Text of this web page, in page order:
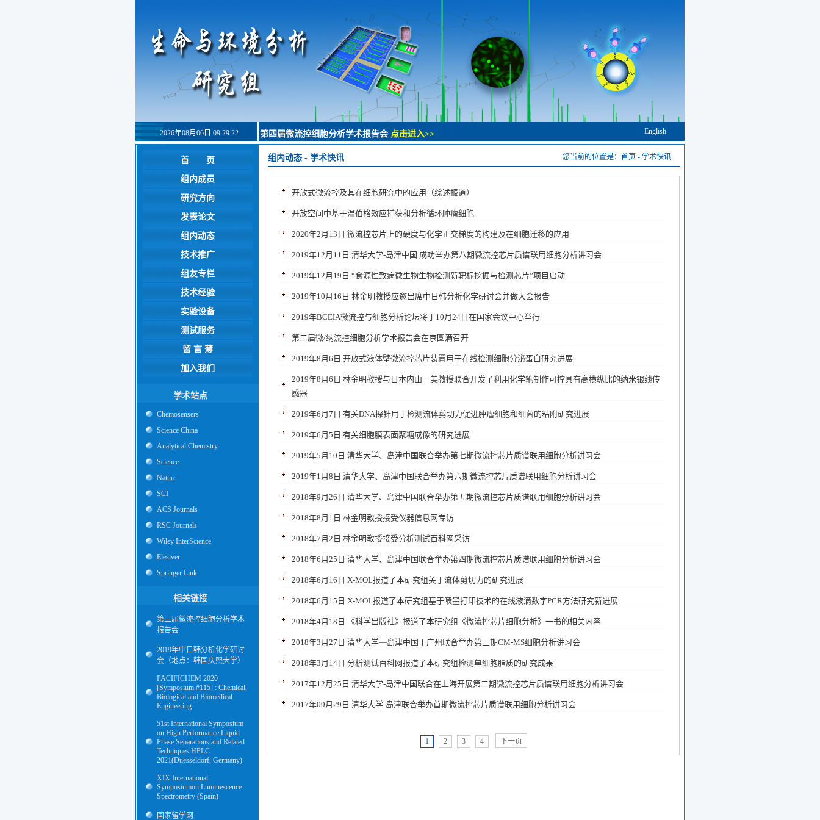
2026年08月06日 09:29:22 第四届微流控细胞分析学术报告会 点击进入>> English
首 页
组内成员
研究方向
发表论文
组内动态
技术推广
组友专栏
技术经验
实验设备
测试服务
留 言 薄
加入我们
学术站点
Chemosensers
Science China
Analytical Chemistry
Science
Nature
SCI
ACS Journals
RSC Journals
Wiley InterScience
Elesiver
Springer Link
相关链接
第三届微流控细胞分析学术
报告会
2019年中日韩分析化学研讨
会（地点：韩国庆熙大学）
PACIFICHEM 2020
[Symposium #115] : Chemical,
Biological and Biomedical
Engineering
51st International Symposium
on High Performance Liquid
Phase Separations and Related
Techniques HPLC
2021(Duesseldorf, Germany)
XIX International
Symposiumon Luminescence
Spectrometry (Spain)
国家留学网
组内动态 - 学术快讯 您当前的位置是： 首页 - 学术快讯
开放式微流控及其在细胞研究中的应用（综述报道）
开放空间中基于温伯格效应捕获和分析循环肿瘤细胞
2020年2月13日 微流控芯片上的硬度与化学正交梯度的构建及在细胞迁移的应用
2019年12月11日 清华大学-岛津中国 成功举办第八期微流控芯片质谱联用细胞分析讲习会
2019年12月19日 “食源性致病微生物生物检测新靶标挖掘与检测芯片”项目启动
2019年10月16日 林金明教授应邀出席中日韩分析化学研讨会并做大会报告
2019年BCEIA微流控与细胞分析论坛将于10月24日在国家会议中心举行
第二届微/纳流控细胞分析学术报告会在京圆满召开
2019年8月6日 开放式液体壁微流控芯片装置用于在线检测细胞分泌蛋白研究进展
2019年8月6日 林金明教授与日本内山一美教授联合开发了利用化学笔制作可控具有高横纵比的纳米银线传
感器
2019年6月7日 有关DNA探针用于检测流体剪切力促进肿瘤细胞和细菌的粘附研究进展
2019年6月5日 有关细胞膜表面聚糖成像的研究进展
2019年5月10日 清华大学、岛津中国联合举办第七期微流控芯片质谱联用细胞分析讲习会
2019年1月8日 清华大学、岛津中国联合举办第六期微流控芯片质谱联用细胞分析讲习会
2018年9月26日 清华大学、岛津中国联合举办第五期微流控芯片质谱联用细胞分析讲习会
2018年8月1日 林金明教授接受仪器信息网专访
2018年7月2日 林金明教授接受分析测试百科网采访
2018年6月25日 清华大学、岛津中国联合举办第四期微流控芯片质谱联用细胞分析讲习会
2018年6月16日 X-MOL报道了本研究组关于流体剪切力的研究进展
2018年6月15日 X-MOL报道了本研究组基于喷墨打印技术的在线液滴数字PCR方法研究新进展
2018年4月18日 《科学出版社》报道了本研究组《微流控芯片细胞分析》一书的相关内容
2018年3月27日 清华大学—岛津中国于广州联合举办第三期CM-MS细胞分析讲习会
2018年3月14日 分析测试百科网报道了本研究组检测单细胞脂质的研究成果
2017年12月25日 清华大学-岛津中国联合在上海开展第二期微流控芯片质谱联用细胞分析讲习会
2017年09月29日 清华大学-岛津联合举办首期微流控芯片质谱联用细胞分析讲习会
1 2 3 4 下一页